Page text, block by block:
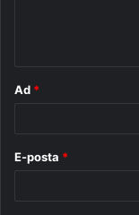
Ad *
E-posta *